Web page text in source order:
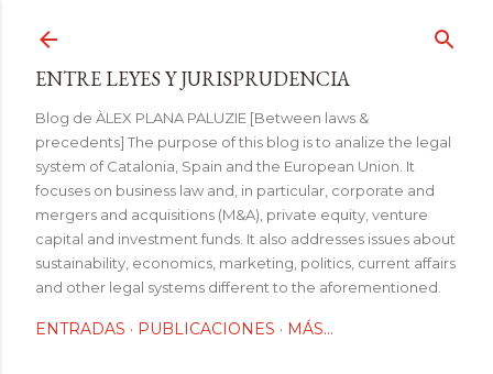
ENTRE LEYES Y JURISPRUDENCIA
Blog de ÀLEX PLANA PALUZIE [Between laws &
precedents] The purpose of this blog is to analize the legal
system of Catalonia, Spain and the European Union. It
focuses on business law and, in particular, corporate and
mergers and acquisitions (M&A), private equity, venture
capital and investment funds. It also addresses issues about
sustainability, economics, marketing, politics, current affairs
and other legal systems different to the aforementioned.
ENTRADAS PUBLICACIONES MÁS…